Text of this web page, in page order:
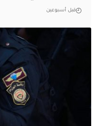
قبل أسبوعين